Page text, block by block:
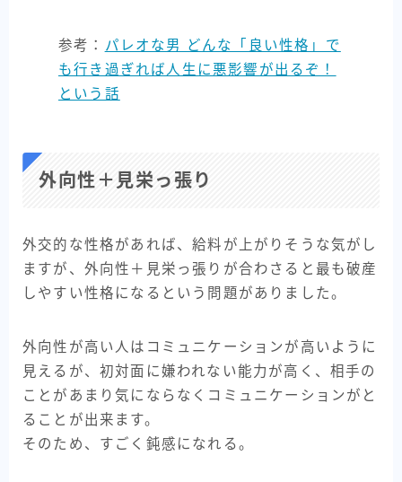
参考： パレオな男 どんな「良い性格」で
も行き過ぎれば人生に悪影響が出るぞ！
という話
外向性＋見栄っ張り
外交的な性格があれば、給料が上がりそうな気がし
ますが、外向性＋見栄っ張りが合わさると最も破産
しやすい性格になるという問題がありました。
外向性が高い人はコミュニケーションが高いように
見えるが、初対面に嫌われない能力が高く、相手の
ことがあまり気にならなくコミュニケーションがと
ることが出来ます。
そのため、すごく鈍感になれる。